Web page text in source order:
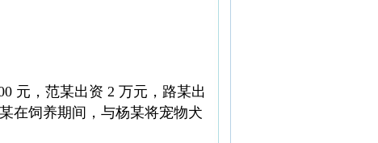
元，范某出资 2 万元，路某出
在饲养期间，与杨某将宠物犬